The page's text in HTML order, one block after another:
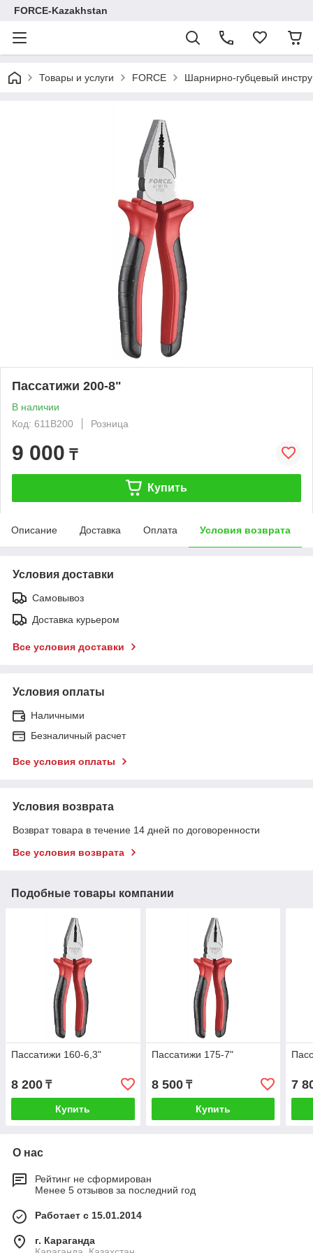
FORCE-Kazakhstan
Товары и услуги FORCE Шарнирно-губцевый
Пассатижи 200-8"
В наличии
Код: 611B200
Розница
9 000 ₸
Купить
Описание Доставка Оплата Условия возврата
Условия доставки
Самовывоз
Доставка курьером
Все условия доставки
Условия оплаты
Наличными
Безналичный расчет
Все условия оплаты
Условия возврата
Возврат товара в течение 14 дней по договоренности
Все условия возврата
Подобные товары компании
Пассатижи 160-6,3"
8 200 ₸
Купить
Пассатижи 175-7"
8 500₸
Купить
7
О нас
Рейтинг не сформирован
Менее 5 отзывов за последний год
Работает с 15.01.2014
г. Караганда